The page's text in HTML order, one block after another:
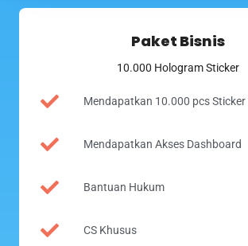
Paket Bisnis
10.000 Hologram Sticker
Mendapatkan 10.000 pcs
Mendapatkan Akses Dashboard
Bantuan Hukum
CS Khusus